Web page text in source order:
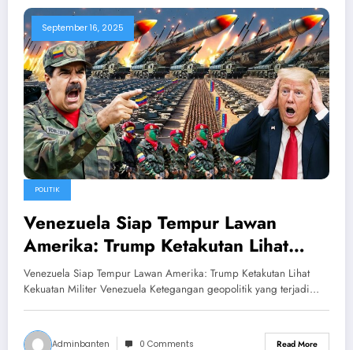
September 16, 2025
POLITIK
Venezuela Siap Tempur Lawan
Amerika: Trump Ketakutan Lihat
Kekuatan Militer Venezuela
Venezuela Siap Tempur Lawan Amerika: Trump Ketakutan Lihat
Kekuatan Militer Venezuela Ketegangan geopolitik yang terjadi…
Adminbanten 0 Comments Read More